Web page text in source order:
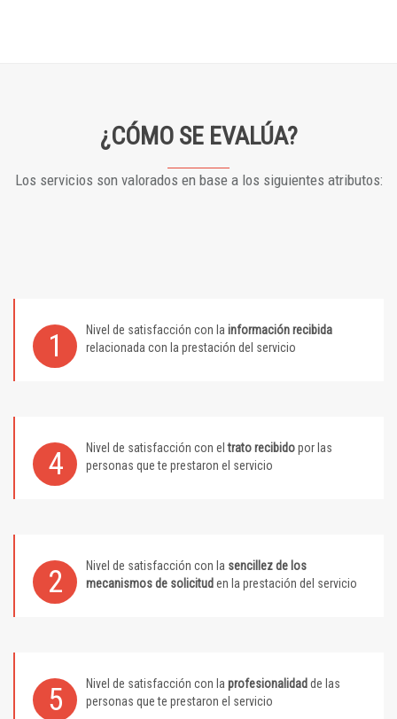
¿CÓMO SE EVALÚA?
Los servicios son valorados en base a los siguientes atributos:
1 Nivel de satisfacción con la información recibida
relacionada con la prestación del servicio
4 Nivel de satisfacción con eltrato recibidopor las
personas que te prestaron el servicio
2 Nivel de satisfacción con la sencillez de los
mecanismos de solicitud en la prestación del servicio
5 Nivel de satisfacción con la profesionalidad de las
personas que te prestaron el servicio